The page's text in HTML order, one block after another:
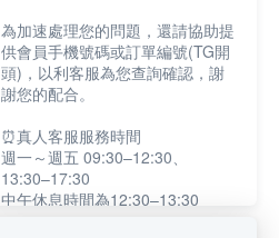
為加速處理您的問題，還請協助提
供會員手機號碼或訂單編號(TG開
頭)，以利客服為您查詢確認，謝
謝您的配合。
⏰真人客服服務時間
週一～週五 09:30–12:30、
13:30–17:30
中午休息時間為12:30–13:30